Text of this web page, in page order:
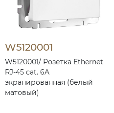
W5120001
W5120001/ Розетка Ethernet
RJ-45 cat. 6A
экранированная (белый
матовый)